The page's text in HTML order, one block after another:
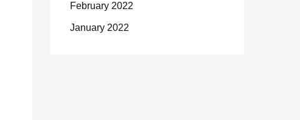
February 2022
January 2022